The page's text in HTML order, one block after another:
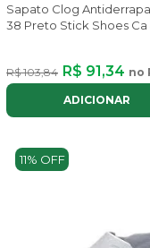
Sapato Clog
38 Preto Stick Shoes Ca
R$ 103,84 R$ 91,34 no
ADICIONAR
11% OFF